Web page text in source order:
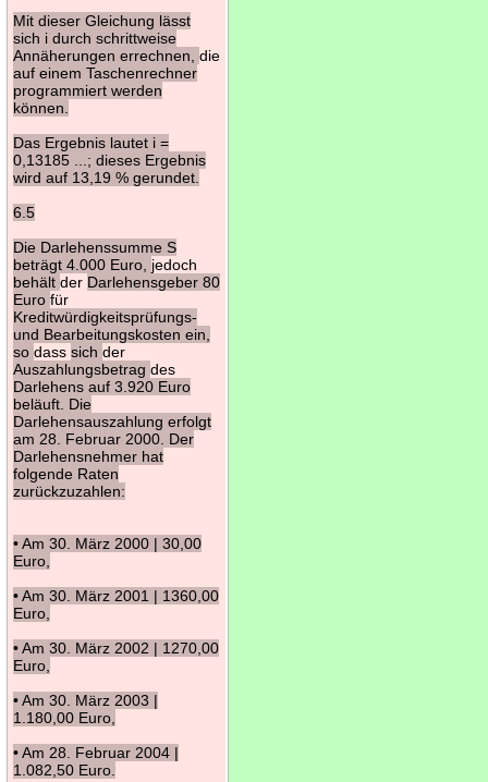
Mit dieser Gleichung lässt
sich i durch schrittweise
Annäherungen errechnen,die
auf einem Taschenrechner
programmiert werden
können.
Das Ergebnis lautet i =
0,13185 ...; dieses Ergebnis
wird auf 13,19 % gerundet.
6.5
Die Darlehenssumme S
beträgt 4.000 Euro, jedoch
behältder Darlehensgeber 80
Eurofür
Kreditwürdigkeitsprüfungs-
und Bearbeitungskosten ein,
sodasssichder
Auszahlungsbetragdes
Darlehens auf 3.920 Euro
beläuft. Die
Darlehensauszahlung erfolgt
am 28. Februar 2000. Der
Darlehensnehmer hat
folgende Raten
zurückzuzahlen:
• Am 30. März 2000 | 30,00
Euro,
• Am 30. März 2001 | 1360,00
Euro,
• Am 30. März 2002 | 1270,00
Euro,
• Am 30. März 2003 |
1.180,00 Euro,
• Am 28. Februar 2004 |
1.082,50 Euro.